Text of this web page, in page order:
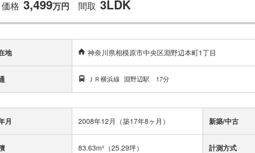
価格 3,499万円 間取 3LDK
地 神奈川県相模原市中央区淵野辺本町1丁目
ＪＲ横浜線 淵野辺駅 17分
月 2008年12月（築17年8ヶ月） 新築/中古
83.63m² （25.29坪） 計測方式